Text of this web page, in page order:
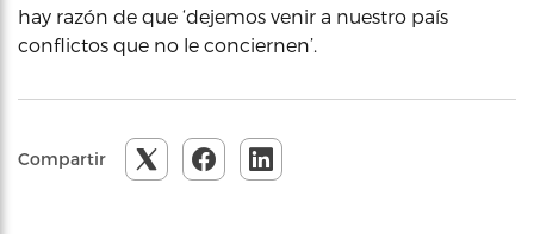
hay razón de que ‘dejemos venir a nuestro país
conflictos que no le conciernen’.
Compartir